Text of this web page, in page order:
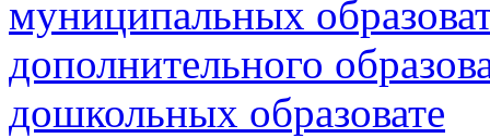
муниципальных
дополнительного
дошкольных образовате